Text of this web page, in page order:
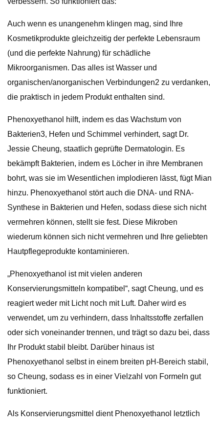
Auch wenn es unangenehm klingen mag, sind Ihre
Kosmetikprodukte gleichzeitig der perfekte Lebensraum
(und die perfekte Nahrung) für schädliche
Mikroorganismen. Das alles ist Wasser und
organischen/anorganischen Verbindungen2 zu verdanken,
die praktisch in jedem Produkt enthalten sind.
Phenoxyethanol hilft, indem es das Wachstum von
Bakterien3, Hefen und Schimmel verhindert, sagt Dr.
Jessie Cheung, staatlich geprüfte Dermatologin. Es
bekämpft Bakterien, indem es Löcher in ihre Membranen
bohrt, was sie im Wesentlichen implodieren lässt, fügt Mian
hinzu. Phenoxyethanol stört auch die DNA- und RNA-
Synthese in Bakterien und Hefen, sodass diese sich nicht
vermehren können, stellt sie fest. Diese Mikroben
wiederum können sich nicht vermehren und Ihre geliebten
Hautpflegeprodukte kontaminieren.
„Phenoxyethanol ist mit vielen anderen
Konservierungsmitteln kompatibel“, sagt Cheung, und es
reagiert weder mit Licht noch mit Luft. Daher wird es
verwendet, um zu verhindern, dass Inhaltsstoffe zerfallen
oder sich voneinander trennen, und trägt so dazu bei, dass
Ihr Produkt stabil bleibt. Darüber hinaus ist
Phenoxyethanol selbst in einem breiten pH-Bereich stabil,
so Cheung, sodass es in einer Vielzahl von Formeln gut
funktioniert.
Als Konservierungsmittel dient Phenoxyethanol letztlich